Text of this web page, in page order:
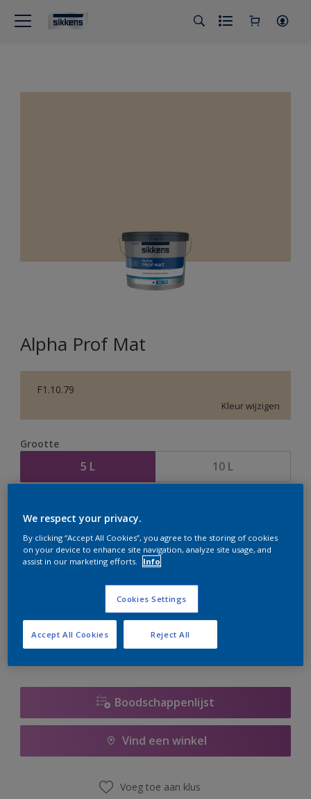
Alpha Prof Mat
F1.10.79
Kleur wijzigen
Grootte
5 L 10 L
Bereken
Op dit moment is het niet mogelijk dit product online
te bestellen. Houd de website in de gaten, we werken
er hard aan om de voorraad aan te vullen.
Boodschappenlijst
Vind een winkel
Voeg toe aan klus
We respect your privacy.
By clicking “Accept All Cookies”, you agree to the storing of cookies
on your device to enhance site navigation, analyze site usage, and
assist in our marketing efforts.
Info
Cookies Settings
Reject All
Accept All Cookies